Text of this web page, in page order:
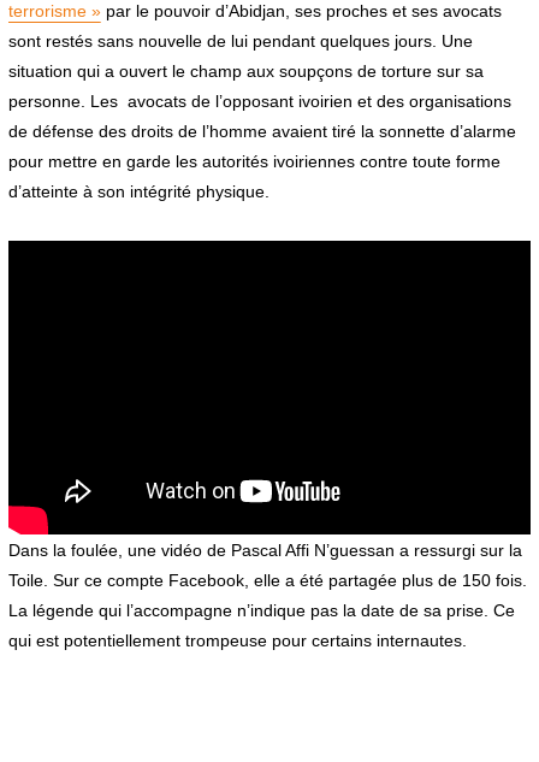
terrorisme »par le pouvoir d’Abidjan, ses proches et ses avocats
sont restés sans nouvelle de lui pendant quelques jours. Une
situation qui a ouvert le champ aux soupçons de torture sur sa
personne. Les avocats de l’opposant ivoirien et des organisations
de défense des droits de l’homme avaient tiré la sonnette d’alarme
pour mettre en garde les autorités ivoiriennes contre toute forme
d’atteinte à son intégrité physique.
Dans la foulée, une vidéo de Pascal Affi N’guessan a ressurgi sur la
Toile. Sur ce compte Facebook, elle a été partagée plus de 150 fois.
La légende qui l’accompagne n’indique pas la date de sa prise. Ce
qui est potentiellement trompeuse pour certains internautes.